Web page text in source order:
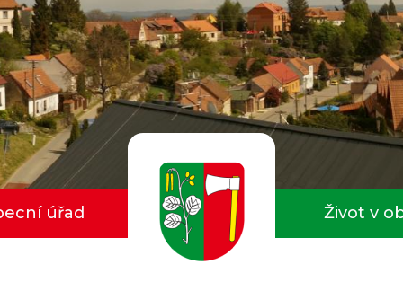
úřad Život v